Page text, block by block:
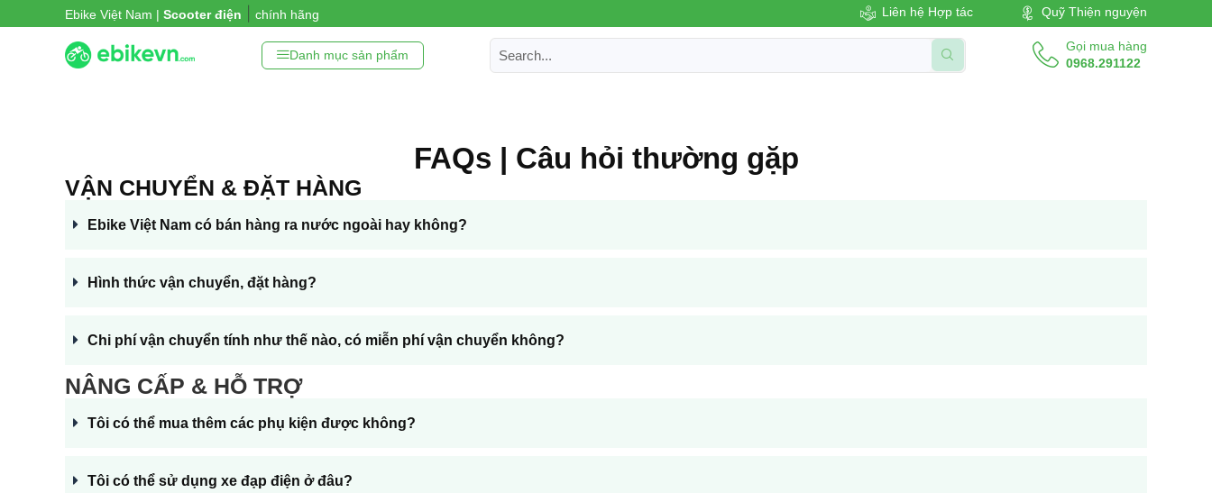
Ebike Việt Nam | Xe đ| chính hãng Liên hệ Hợp tác Quỹ Thiện nguyện
Danh mục sản phẩm
Gọi mua hàng
0968.291122
FAQs | Câu hỏi thường gặp
VẬN CHUYỂN & ĐẶT HÀNG
Ebike Việt Nam có bán hàng ra nước ngoài hay không?
Hình thức vận chuyển, đặt hàng?
Chi phí vận chuyển tính như thế nào, có miễn phí vận chuyển không?
NÂNG CẤP & HỖ TRỢ
Tôi có thể mua thêm các phụ kiện được không?
Tôi có thể sử dụng xe đạp điện ở đâu?